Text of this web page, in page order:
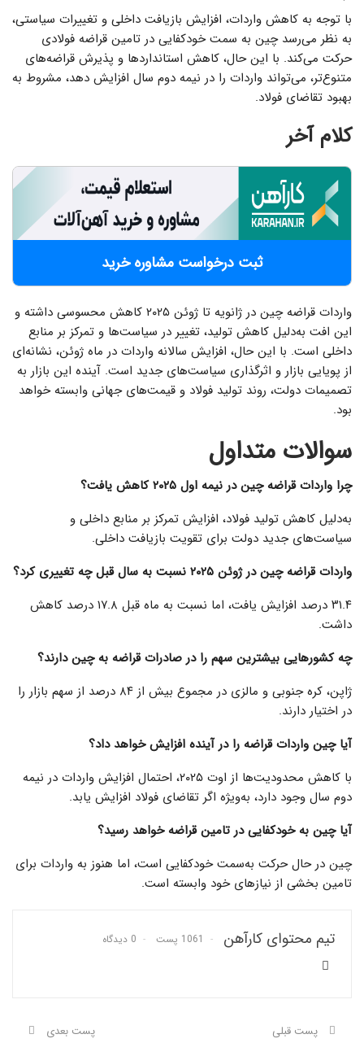
با توجه به کاهش واردات، افزایش بازیافت داخلی و تغییرات سیاستی،
به نظر می‌رسد چین به‌ سمت خودکفایی در تامین قراضه فولادی
حرکت می‌کند. با این حال، کاهش استانداردها و پذیرش قراضه‌های
متنوع‌تر، می‌تواند واردات را در نیمه دوم سال افزایش دهد، مشروط به
بهبود تقاضای فولاد.
کلام آخر
ثبت درخواست مشاوره خرید
واردات قراضه چین در ژانویه تا ژوئن ۲۰۲۵ کاهش محسوسی داشته و
این افت به‌دلیل کاهش تولید، تغییر در سیاست‌ها و تمرکز بر منابع
داخلی است. با این حال، افزایش سالانه واردات در ماه ژوئن، نشانه‌ای
از پویایی بازار و اثرگذاری سیاست‌های جدید است. آینده این بازار به
تصمیمات دولت، روند تولید فولاد و قیمت‌های جهانی وابسته خواهد
بود.
سوالات متداول
چرا واردات قراضه چین در نیمه اول ۲۰۲۵ کاهش یافت؟
به‌دلیل کاهش تولید فولاد، افزایش تمرکز بر منابع داخلی و
سیاست‌های جدید دولت برای تقویت بازیافت داخلی.
واردات قراضه چین در ژوئن ۲۰۲۵ نسبت به سال قبل چه تغییری کرد؟
۳۱.۴ درصد افزایش یافت، اما نسبت به ماه قبل ۱۷.۸ درصد کاهش
داشت.
چه کشورهایی بیشترین سهم را در صادرات قراضه به چین دارند؟
ژاپن، کره جنوبی و مالزی در مجموع بیش از ۸۴ درصد از سهم بازار را
در اختیار دارند.
آیا چین واردات قراضه را در آینده افزایش خواهد داد؟
با کاهش محدودیت‌ها از اوت ۲۰۲۵، احتمال افزایش واردات در نیمه
دوم سال وجود دارد، به‌ویژه اگر تقاضای فولاد افزایش یابد.
آیا چین به خودکفایی در تامین قراضه خواهد رسید؟
چین در حال حرکت به‌سمت خودکفایی است، اما هنوز به واردات برای
تامین بخشی از نیازهای خود وابسته است.
تیم محتوای کارآهن 1061 پست 0 دیدگاه
پست قبلی پست بعدی